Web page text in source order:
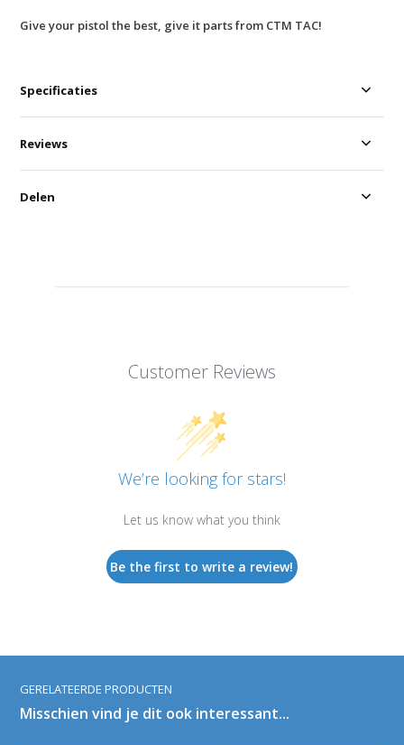
Give your pistol the best, give it parts from CTM TAC!
Specificaties
Customer Reviews
We’re looking for stars!
Let us know what you think
Be the first to write a review!
Reviews
Delen
GERELATEERDE PRODUCTEN
Misschien vind je dit ook interessant...